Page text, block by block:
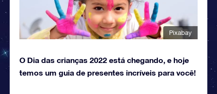
Pixabay
O Dia das crianças 2022 está chegando, e hoje
temos um guia de presentes incríveis para você!